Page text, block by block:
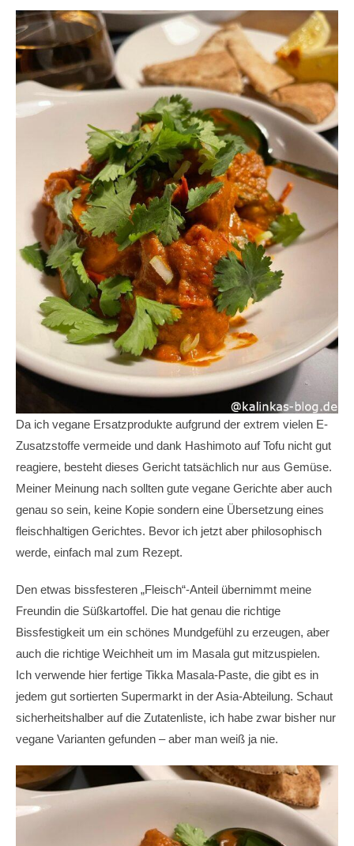
Da ich vegane Ersatzprodukte aufgrund der extrem vielen E-
Zusatzstoffe vermeide und dank Hashimoto auf Tofu nicht gut
reagiere, besteht dieses Gericht tatsächlich nur aus Gemüse.
Meiner Meinung nach sollten gute vegane Gerichte aber auch
genau so sein, keine Kopie sondern eine Übersetzung eines
fleischhaltigen Gerichtes. Bevor ich jetzt aber philosophisch
werde, einfach mal zum Rezept.
Den etwas bissfesteren „Fleisch“-Anteil übernimmt meine
Freundin die Süßkartoffel. Die hat genau die richtige
Bissfestigkeit um ein schönes Mundgefühl zu erzeugen, aber
auch die richtige Weichheit um im Masala gut mitzuspielen.
Ich verwende hier fertige Tikka Masala-Paste, die gibt es in
jedem gut sortierten Supermarkt in der Asia-Abteilung. Schaut
sicherheitshalber auf die Zutatenliste, ich habe zwar bisher nur
vegane Varianten gefunden – aber man weiß ja nie.